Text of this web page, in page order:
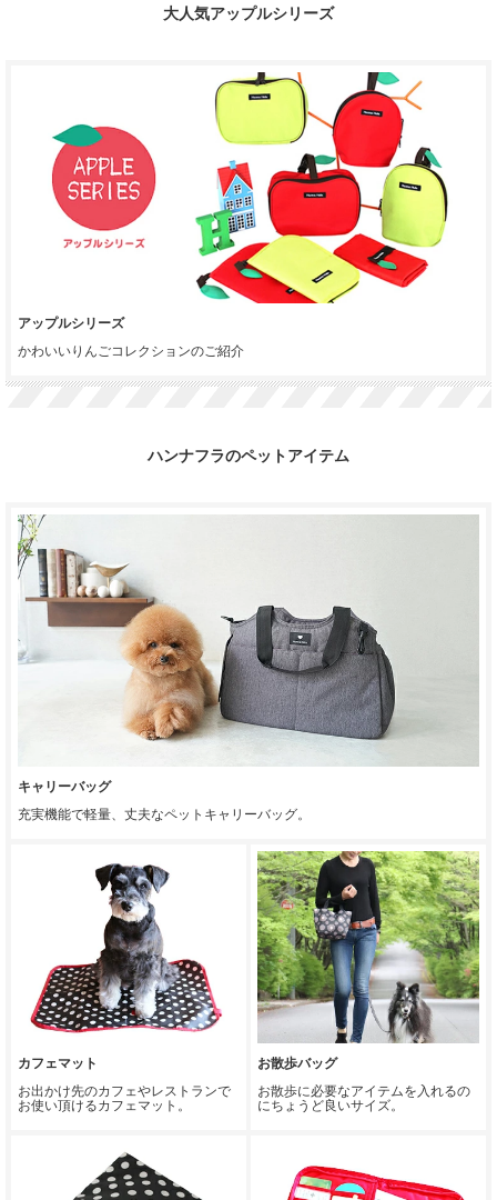
大人気アップルシリーズ
アップルシリーズ
かわいいりんごコレクションのご紹介
ハンナフラのペットアイテム
キャリーバッグ
充実機能で軽量、丈夫なペットキャリーバッグ。
カフェマット
お出かけ先のカフェやレストランで
お使い頂けるカフェマット。
お散歩バッグ
お散歩に必要なアイテムを入れるの
にちょうど良いサイズ。